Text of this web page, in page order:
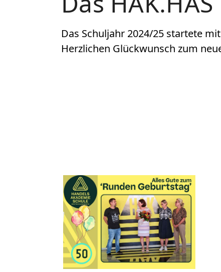
Das Schuljahr 2024/25 startete
Herzlichen Glückwunsch zum